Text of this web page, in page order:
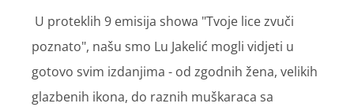
U proteklih 9 emisija showa "Tvoje lice zvuči
poznato", našu smo Lu Jakelić mogli vidjeti u
gotovo svim izdanjima - od zgodnih žena, velikih
glazbenih ikona, do raznih muškaraca sa